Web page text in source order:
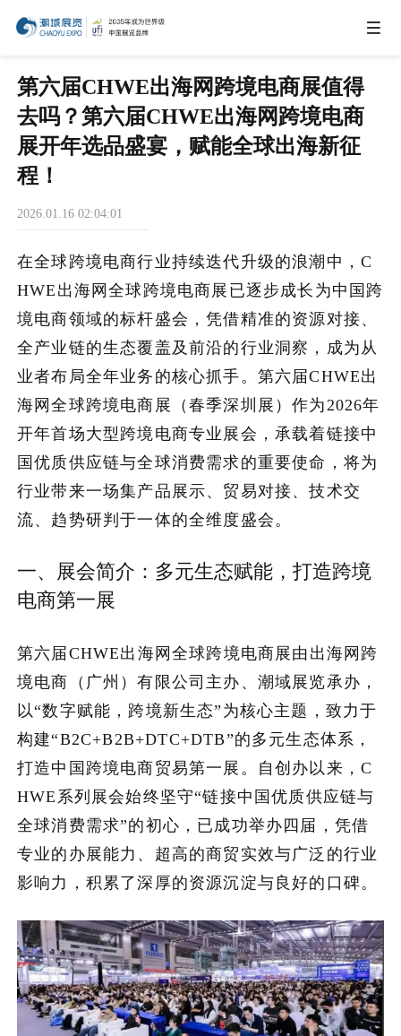
IEAE
IBTE
CHWE
商务合作
关于我们
加入潮域
第六届CHWE出海网跨境电商展值得
去吗？第六届CHWE出海网跨境电商
展开年选品盛宴，赋能全球出海新征
程！
2026.01.16 02:04:01
在全球跨境电商行业持续迭代升级的浪潮中，C
HWE出海网全球跨境电商展已逐步成长为中国跨
境电商领域的标杆盛会，凭借精准的资源对接、
全产业链的生态覆盖及前沿的行业洞察，成为从
业者布局全年业务的核心抓手。第六届CHWE出
海网全球跨境电商展（春季深圳展）作为2026年
开年首场大型跨境电商专业展会，承载着链接中
国优质供应链与全球消费需求的重要使命，将为
行业带来一场集产品展示、贸易对接、技术交
流、趋势研判于一体的全维度盛会。
一、展会简介：多元生态赋能，打造跨境
电商第一展
第六届CHWE出海网全球跨境电商展由出海网跨
境电商（广州）有限公司主办、潮域展览承办，
以“数字赋能，跨境新生态”为核心主题，致力于
构建“B2C+B2B+DTC+DTB”的多元生态体系，
打造中国跨境电商贸易第一展。自创办以来，C
HWE系列展会始终坚守“链接中国优质供应链与
全球消费需求”的初心，已成功举办四届，凭借
专业的办展能力、超高的商贸实效与广泛的行业
影响力，积累了深厚的资源沉淀与良好的口碑。